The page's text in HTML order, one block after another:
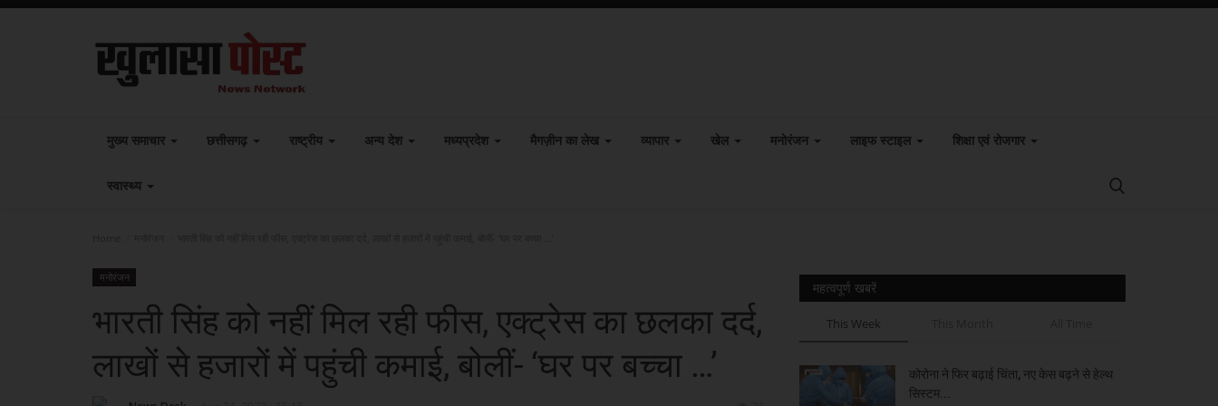
मुख्य समाचार छत्तीसगढ़ राष्ट्रीय अन्य देश मध्यप्रदेश मैगज़ीन का लेख व्यापार खेल मनोरंजन लाइफ स्टाइल शिक्षा एवं रोजगार
स्वास्थ्य
मनोरंजन
भारती सिंह को नहीं मिल रही फीस, एक्ट्रेस का छलका दर्द,
लाखों से हजारों में पहुंची कमाई, बोलीं- ‘घर पर बच्चा …’
महत्वपूर्ण खबरें
This Week
कोरोना ने फिर बढ़ाई चिंता, नए केस बढ़ने से हेल्थ
सिस्टम...